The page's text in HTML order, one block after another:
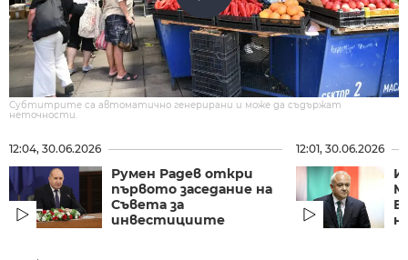
Субтитрите са автоматично генерирани и може да съдържат
неточности.
12:04, 30.06.2026
Румен Радев откри
първото заседание на
Съвета за
инвестициите
12:01, 30.06.2026